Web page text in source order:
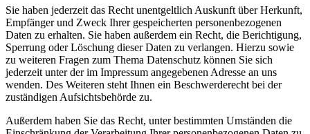
Sie haben jederzeit das Recht unentgeltlich Auskunft über Herkunft,
Empfänger und Zweck Ihrer gespeicherten personenbezogenen
Daten zu erhalten. Sie haben außerdem ein Recht, die Berichtigung,
Sperrung oder Löschung dieser Daten zu verlangen. Hierzu sowie
zu weiteren Fragen zum Thema Datenschutz können Sie sich
jederzeit unter der im Impressum angegebenen Adresse an uns
wenden. Des Weiteren steht Ihnen ein Beschwerderecht bei der
zuständigen Aufsichtsbehörde zu.
Außerdem haben Sie das Recht, unter bestimmten Umständen die